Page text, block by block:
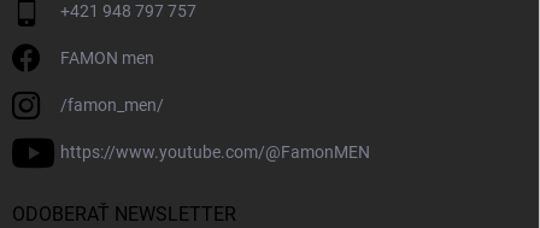
+421 948 797 757
FAMON men
/famon_men/
https://www.youtube.com/@FamonMEN
ODOBERAŤ NEWSLETTER